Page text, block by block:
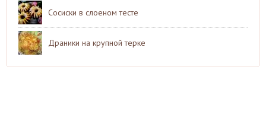
Сосиски в слоеном тесте
Драники на крупной терке